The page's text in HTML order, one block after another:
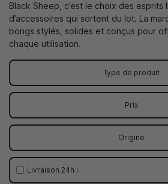
Black Sheep, c’est le choix des esprits
d’accessoires qui sortent du lot. La
bongs stylés, solides et conçus pour
chaque utilisation.
Type de produit
Prix
Origine
Livraison 24h !